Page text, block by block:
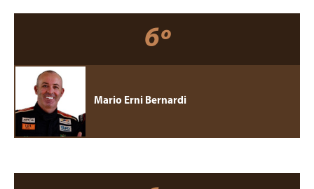
6º
Mario Erni Bernardi